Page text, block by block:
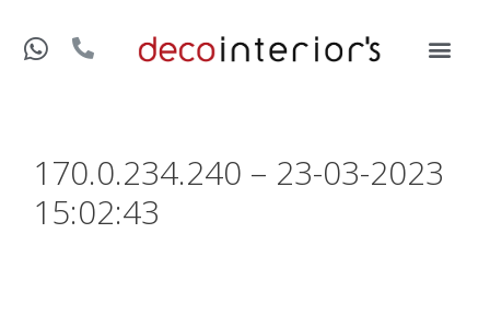
170.0.234.240 – 23-03-2023
15:02:43